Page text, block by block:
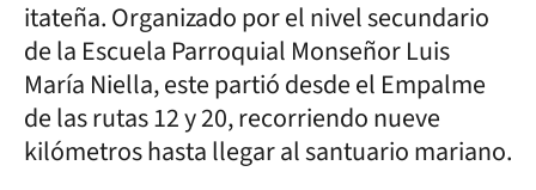
itateña. Organizado por el nivel secundario
de la Escuela Parroquial Monseñor Luis
María Niella, este partió desde el Empalme
de las rutas 12 y 20, recorriendo nueve
kilómetros hasta llegar al santuario mariano.